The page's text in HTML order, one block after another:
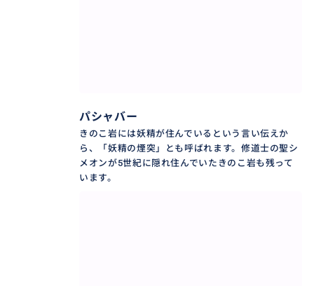
パシャバー
きのこ岩には妖精が住んでいるという言い伝えか
ら、「妖精の煙突」とも呼ばれます。修道士の聖シ
メオンが5世紀に隠れ住んでいたきのこ岩も残って
います。